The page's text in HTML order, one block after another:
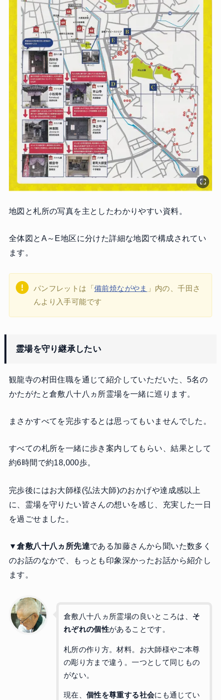
地図と札所の写真を主としたわかりやすい資料。
全体図とA～E地区に分けた詳細な地図で構成されてい
ます。
パンフレットは「備前焼ながやま 」内の、千田さ
んより入手可能です
霊場を守り継承したい
観龍寺の村田住職を通じて紹介していただいた、5名の
かたがたと倉敷八十八ヵ所霊場を一緒に巡ります。
まさかすべてを完歩するとは思ってもいませんでした。
すべての札所を一緒に歩き案内してもらい、結果として
約6時間で約18,000歩。
完歩後にはお大師様(弘法大師)のおかげや達成感以上
に、霊場を守りたい皆さんの想いを感じ、充実した一日
を過ごせました。
▼倉敷八十八ヵ所先達である加藤さんから聞いた数多く
のお話のなかで、もっとも印象深かったお話から紹介し
ます。
倉敷八十八ヵ所霊場の良いところは、 そ
れぞれの個性があることです。
札所の作り方。材料。お大師様やご本尊
の彫り方まで違う。一つとして同じもの
がない。
現在、 個性を尊重する社会にも通じてい